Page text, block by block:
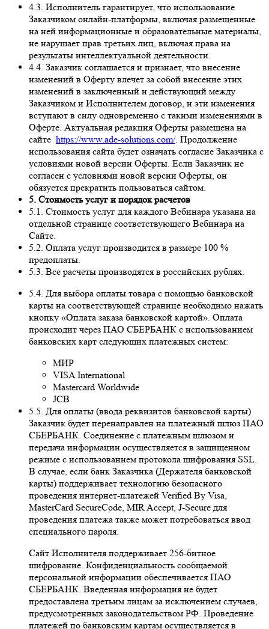
4.3. Исполнитель гарантирует, что использование
Заказчиком онлайн-платформы, включая размещенные
на ней информационные и образовательные материалы,
не нарушает прав третьих лиц, включая права на
результаты интеллектуальной деятельности.
4.4. Заказчик соглашается и признает, что внесение
изменений в Оферту влечет за собой внесение этих
изменений в заключенный и действующий между
Заказчиком и Исполнителем договор, и эти изменения
вступают в силу одновременно с такими изменениями в
Оферте. Актуальная редакция Оферты размещена на
сайте https://www.ade-solutions.com/. Продолжение
использования сайта будет означать согласие Заказчика с
условиями новой версии Оферты. Если Заказчик не
согласен с условиями новой версии Оферты, он
обязуется прекратить пользоваться сайтом.
5. Стоимость услуг и порядок расчетов
5.1. Стоимость услуг для каждого Вебинара указана на
отдельной странице соответствующего Вебинара на
Сайте.
5.2. Оплата услуг производится в размере 100 %
предоплаты.
5.3. Все расчеты производятся в российских рублях.
5.4. Для выбора оплаты товара с помощью банковской
карты на соответствующей странице необходимо нажать
кнопку «Оплата заказа банковской картой». Оплата
происходит через ПАО СБЕРБАНК с использованием
банковских карт следующих платежных систем:
МИР
VISA International
Mastercard Worldwide
JCB
5.5. Для оплаты (ввода реквизитов банковской карты)
Заказчик будет перенаправлен на платежный шлюз ПАО
СБЕРБАНК. Соединение с платежным шлюзом и
передача информации осуществляется в защищенном
режиме с использованием протокола шифрования SSL.
В случае, если банк Заказчика (Держателя банковской
карты) поддерживает технологию безопасного
проведения интернет-платежей Veriﬁed By Visa,
MasterCard SecureCode, MIR Accept, J-Secure для
проведения платежа также может потребоваться ввод
специального пароля.
Сайт Исполнителя поддерживает 256-битное
шифрование. Конфиденциальность сообщаемой
персональной информации обеспечивается ПАО
СБЕРБАНК. Введенная информация не будет
предоставлена третьим лицам за исключением случаев,
предусмотренных законодательством РФ. Проведение
платежей по банковским картам осуществляется в